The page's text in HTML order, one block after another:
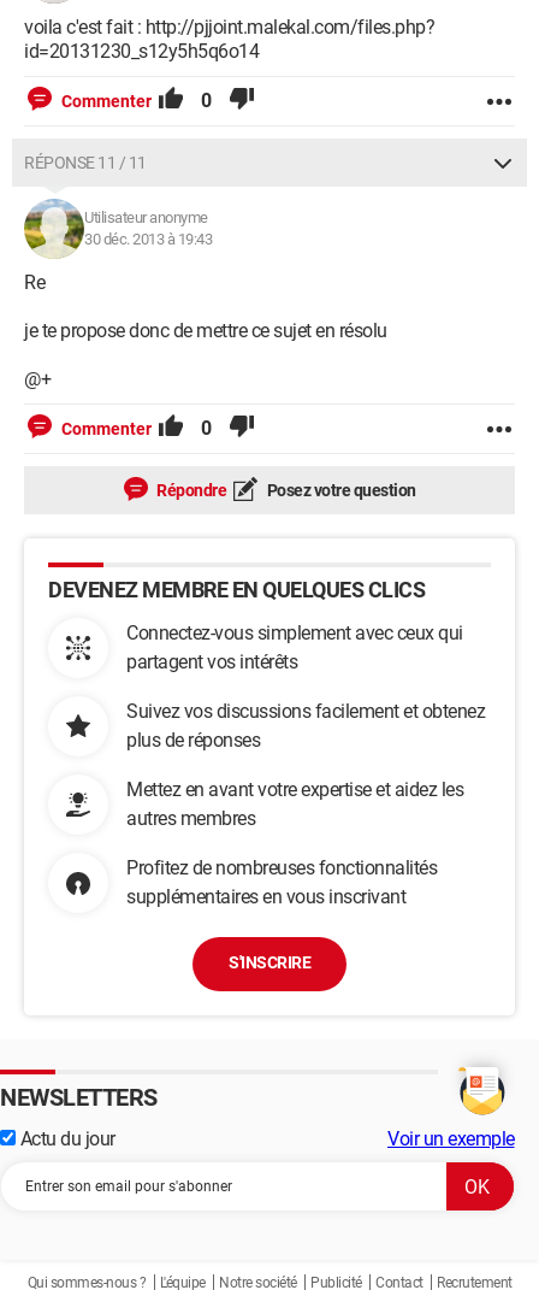
voila c'est fait : http://pjjoint.malekal.com/files.php?
id=20131230_s12y5h5q6o14
Commenter 0
RÉPONSE 11 / 11
Utilisateur anonyme
30 déc. 2013 à 19:43
Re
je te propose donc de mettre ce sujet en résolu
@+
Commenter 0
Répondre Posez votre question
DEVENEZ MEMBRE EN QUELQUES CLICS
Connectez-vous simplement avec ceux qui
partagent vos intérêts
Suivez vos discussions facilement et obtenez
plus de réponses
Mettez en avant votre expertise et aidez les
autres membres
Profitez de nombreuses fonctionnalités
supplémentaires en vous inscrivant
S'INSCRIRE
NEWSLETTERS
Actu du jour Voir un exemple
Qui sommes-nous ? L'équipe Notre société Publicité Contact Recrutement